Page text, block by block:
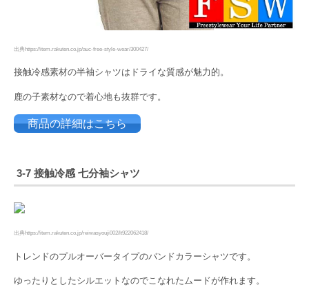
出典https://item.rakuten.co.jp/auc-free-style-wear/300427/
接触冷感素材の半袖シャツはドライな質感が魅力的。
鹿の子素材なので着心地も抜群です。
商品の詳細はこちら
3-7 接触冷感 七分袖シャツ
出典https://item.rakuten.co.jp/reiwasyouji002/lt922062418/
トレンドのプルオーバータイプのバンドカラーシャツです。
ゆったりとしたシルエットなのでこなれたムードが作れます。